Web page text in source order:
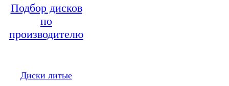
Подбор дисков
по
производителю
Диски литые